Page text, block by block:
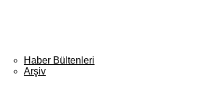
Haber Bültenleri
Arşiv